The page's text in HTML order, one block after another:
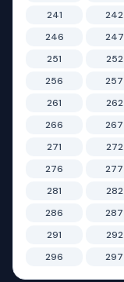
241
242
246
247
251
252
256
257
261
262
266
267
271
272
276
277
281
282
286
287
291
292
296
297